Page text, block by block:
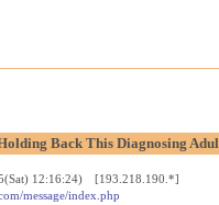
Back This Diagnosing
12:16:24) [193.218.190.*]
message/index.php